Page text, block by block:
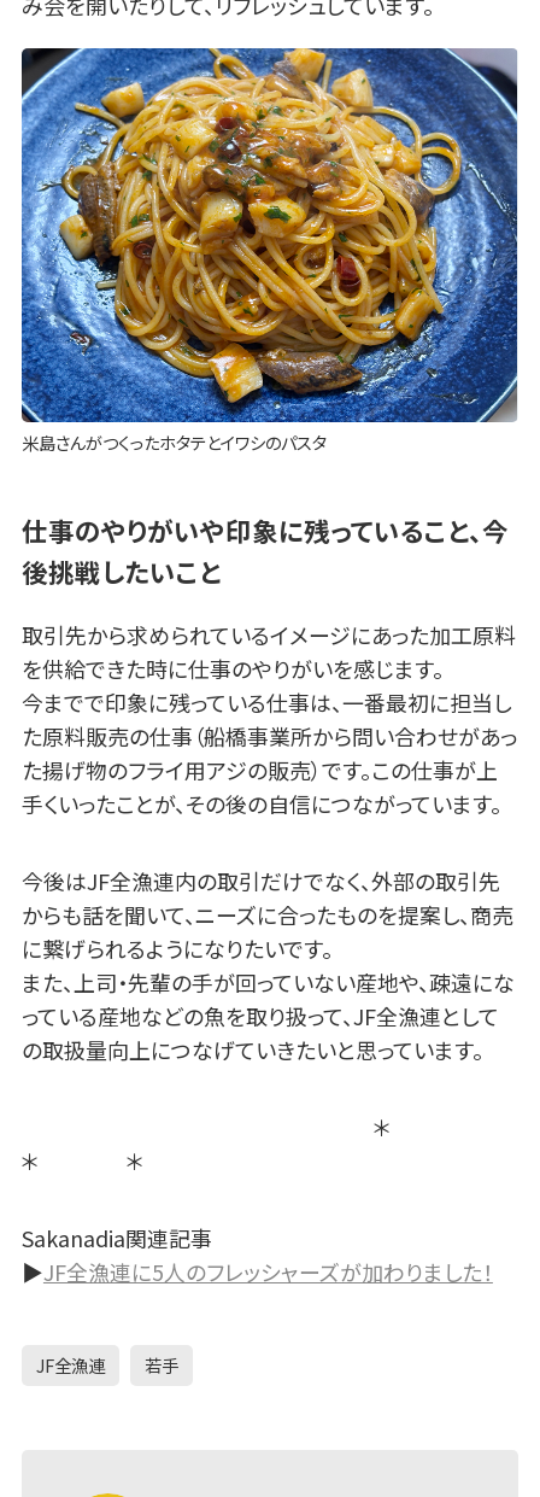
米島さんがつくったホタテとイワシのパスタ
仕事のやりがいや印象に残っていること、今
後挑戦したいこと
取引先から求められているイメージにあった加工原料
を供給できた時に仕事のやりがいを感じます。
今までで印象に残っている仕事は、一番最初に担当し
た原料販売の仕事（船橋事業所から問い合わせがあっ
た揚げ物のフライ用アジの販売）です。この仕事が上
手くいったことが、その後の自信につながっています。
今後はJF全漁連内の取引だけでなく、外部の取引先
からも話を聞いて、ニーズに合ったものを提案し、商売
に繋げられるようになりたいです。
また、上司・先輩の手が回っていない産地や、疎遠にな
っている産地などの魚を取り扱って、JF全漁連として
の取扱量向上につなげていきたいと思っています。
＊
＊ ＊
Sakanadia関連記事
▶JF全漁連に5人のフレッシャーズが加わりました！
JF全漁連 若手